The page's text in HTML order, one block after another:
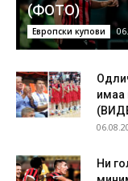
(ФОТО)
Европски купови
имаа
Ни